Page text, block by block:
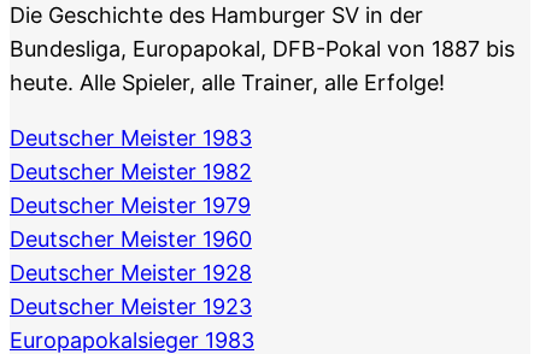
Die Geschichte des Hamburger SV in der
Bundesliga, Europapokal, DFB-Pokal von 1887 bis
heute. Alle Spieler, alle Trainer, alle Erfolge!
Deutscher Meister 1983
Deutscher Meister 1982
Deutscher Meister 1979
Deutscher Meister 1960
Deutscher Meister 1928
Deutscher Meister 1923
Europapokalsieger 1983